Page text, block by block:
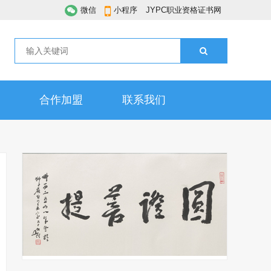
微信 小程序 JYPC职业资格证书网
合作加盟 联系我们